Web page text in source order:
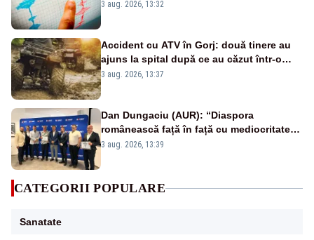
adâncimea de 121,9 kilometri
3 aug. 2026, 13:32
Accident cu ATV în Gorj: două tinere au
ajuns la spital după ce au căzut într-o
vale
3 aug. 2026, 13:37
Dan Dungaciu (AUR): “Diaspora
românească față în față cu mediocritatea
statului român”
3 aug. 2026, 13:39
CATEGORII POPULARE
Sanatate